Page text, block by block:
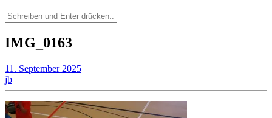
Suchen
nach:
IMG_0163
11. September 2025
jb